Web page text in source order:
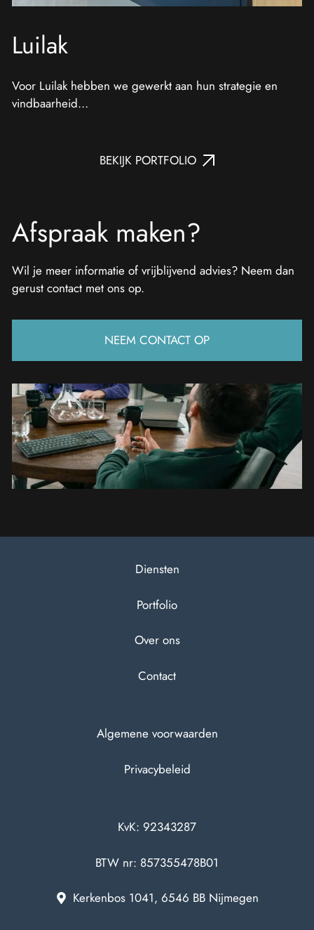
Luilak
Voor Luilak hebben we gewerkt aan hun strategie en
vindbaarheid…
BEKIJK PORTFOLIO
Afspraak maken?
Wil je meer informatie of vrijblijvend advies? Neem dan
gerust contact met ons op.
NEEM CONTACT OP
Diensten
Portfolio
Over ons
Contact
Algemene voorwaarden
Privacybeleid
KvK: 92343287
BTW nr: 857355478B01
Kerkenbos 1041, 6546 BB Nijmegen